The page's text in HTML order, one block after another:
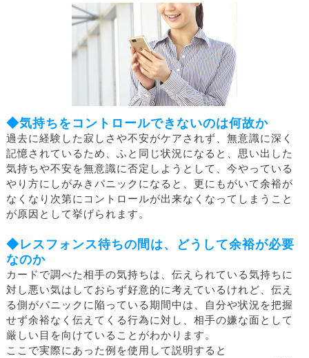
◆気持ちをコントロールできないのは何故か
過去に経験した寂しさや不安がケアされず、無意識に深く
記憶されているため、ふと同じ状況になると、思い出した
気持ちや不安を無意識に否定しようとして、今やっている
やり方にしがみきパニックになると、更にもがいて余裕が
なくなり次第にコントロールが出来なくなってしまうこと
が原因として挙げられます。
◆レスフォンス待ちの間は、どうして余裕が必要
なのか
カードで調べた相手の気持ちは、伝えられている気持ちに
対し悪い気はしておらず好意的に考えているけれど、伝え
る側がパニックに陥っている期間中は、自分や状況を把握
せず余裕なく伝えてくる行為に対し、相手の嫌な面として
厳しい目を向けていることがわかります。
ここで実際にあった例を使用して説明すると